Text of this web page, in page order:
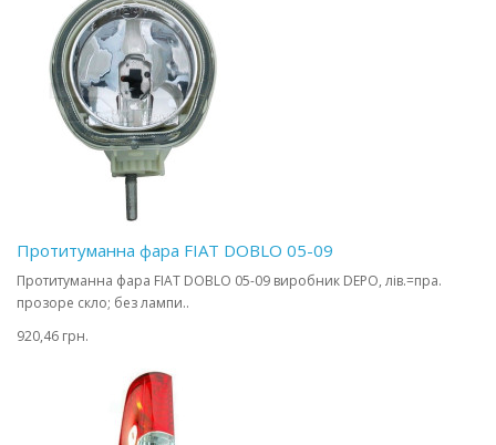
Протитуманна фара FIAT DOBLO 05-09
Протитуманна фара FIAT DOBLO 05-09 виробник DEPO, лів.=пра.
прозоре скло; без лампи..
920,46 грн.